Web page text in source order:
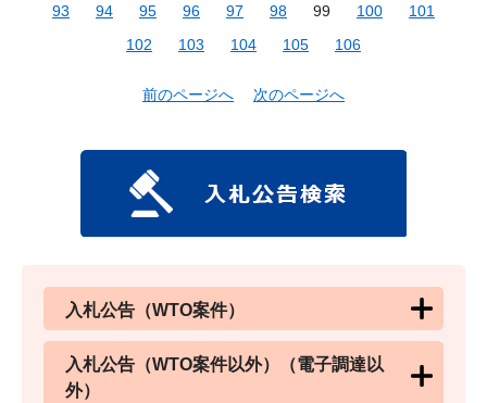
93
94 95 96 97 98 99 100
101
102
103 104 105 106
前のページへ 次のページへ
入札公告（WTO案件）
入札公告（WTO案件以外）（電子調達以
外）